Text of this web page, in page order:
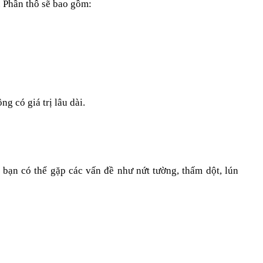
thô sẽ bao gồm:
có giá trị lâu dài.
có thể gặp các vấn đề như nứt tường, thấm dột, lún